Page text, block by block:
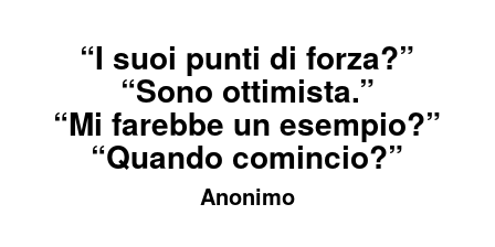
“I suoi punti di forza?”
“Sono ottimista.”
“Mi farebbe un esempio?”
“Quando comincio?”
Anonimo